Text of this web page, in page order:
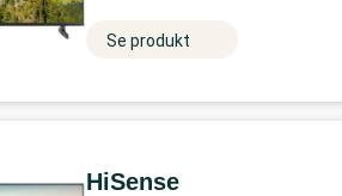
Se produkt
HiSense